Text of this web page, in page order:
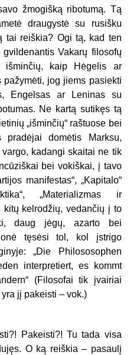
žmogišką ribotumą. Tą
draugystė su rusišku
tai reiškia? Ogi tą, kad ten
Vakarų filosofų
kaip Hėgelis ar
pažymėti, jog jiems pasiekti
Engelsas ar Leninas su
Ne kartą sutikęs tą
„išminčių“ raštuose bei
domėtis Marksu,
kadangi skaitai ne tik
bei vokiškai, į tavo
manifestas“, „Kapitalo“
„Materializmas ir
kitų kelrodžių, vedančių į to
daug jėgų, azarto bei
tęsėsi tol, kol įstrigo
„Die Philososophen
interpretiert, es kommt
(Filosofai tik įvairiai
jį pakeisti – vok.)
Pakeisti?! Tu tada visa
O ką reiškia – pasaulį